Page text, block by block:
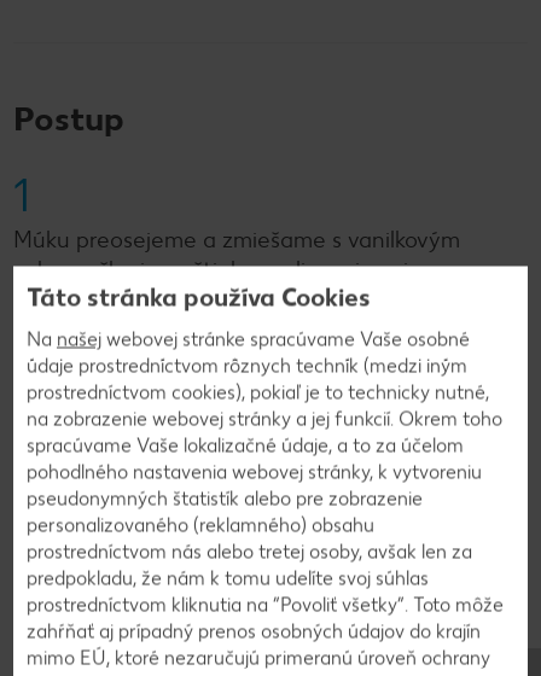
Postup
1
Múku preosejeme a zmiešame s vanilkovým
cukrom, škoricou, štipkou soli a vajcami.
Primiešame aj pivo.
2
Jablká umyjeme, odstránime jadrovník a
nakrájame na 1 cm plátky. Obalíme ich v cestíčku
a opečieme na rozpálenom oleji 4 až 5 minút z
oboch strán.
3
Táto stránka používa Cookies
Na našej webovej stránke spracúvame Vaše osobné
údaje prostredníctvom rôznych techník (medzi iným
prostredníctvom cookies), pokiaľ je to technicky nutné,
na zobrazenie webovej stránky a jej funkcií. Okrem toho
spracúvame Vaše lokalizačné údaje, a to za účelom
pohodlného nastavenia webovej stránky, k vytvoreniu
pseudonymných štatistík alebo pre zobrazenie
personalizovaného (reklamného) obsahu
prostredníctvom nás alebo tretej osoby, avšak len za
predpokladu, že nám k tomu udelíte svoj súhlas
prostredníctvom kliknutia na “Povoliť všetky”. Toto môže
zahŕňať aj prípadný prenos osobných údajov do krajín
mimo EÚ, ktoré nezaručujú primeranú úroveň ochrany